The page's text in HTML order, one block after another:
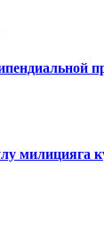
милицияга